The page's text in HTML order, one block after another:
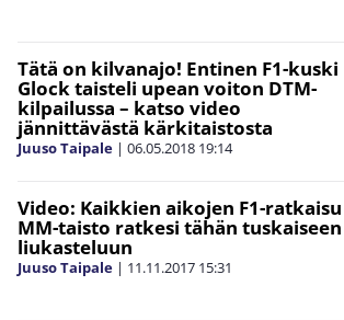
Tätä on kilvanajo! Entinen F1-kuski
Glock taisteli upean voiton DTM-
kilpailussa – katso video
jännittävästä kärkitaistosta
Juuso Taipale | 06.05.2018 19:14
Video: Kaikkien aikojen F1-ratkaisu
MM-taisto ratkesi tähän tuskaiseen
liukasteluun
Juuso Taipale | 11.11.2017 15:31